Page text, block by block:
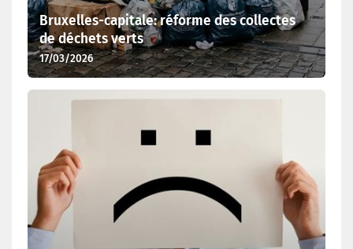
Bruxelles-capitale: réforme des collectes
de déchets verts
17/03/2026